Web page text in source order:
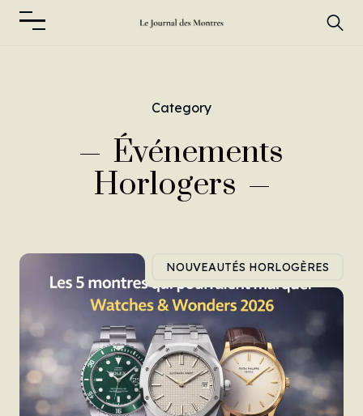
Category
Événements
Horlogers
NOUVEAUTÉS HORLOGÈRES